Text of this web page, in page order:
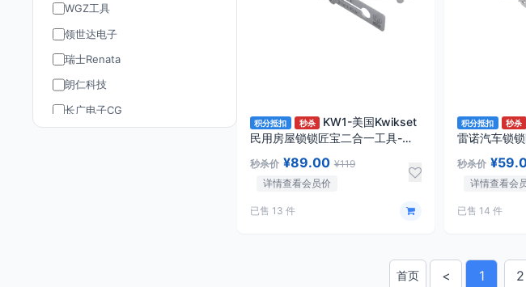
WGZ工具
领世达电子
瑞士Renata
朗仁科技
长广电子CG
积分抵扣 秒杀
KW1-美国Kwikset
民用房屋锁锁匠宝二合一工具-平
秒杀价 ¥89.00 ¥119
详情查看会员价
已售 13 件
积分抵扣 秒杀
雷诺汽车锁
秒杀价
详情查看会
已售 14 件
首页 < 1 2